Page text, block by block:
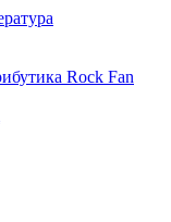
Rock Fan